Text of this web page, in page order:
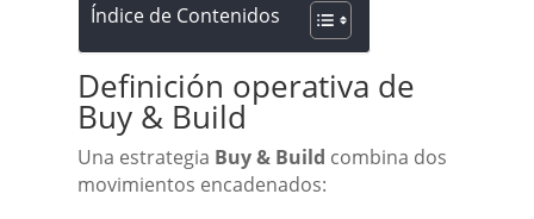
Índice de Contenidos
Definición operativa de
Buy & Build
Una estrategia Buy & Build combina dos
movimientos encadenados: